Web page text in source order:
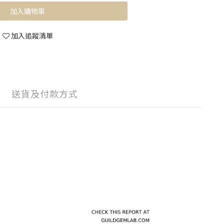
加入購物車
加入追蹤清單
送貨及付款方式